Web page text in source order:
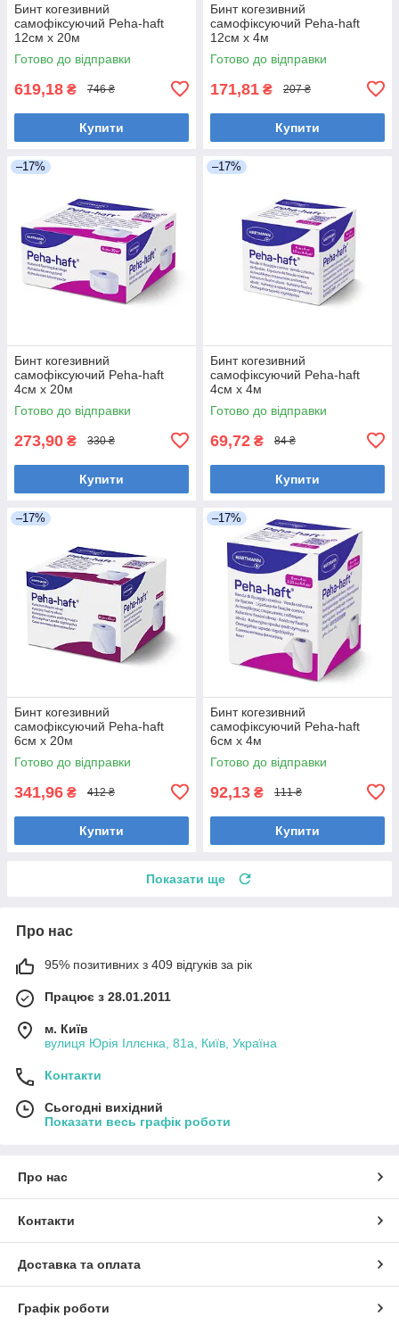
Бинт когезивний
самофіксуючий Peha-haft
12см х 20м
Готово до відправки
619,18 ₴ 746 ₴
Купити
Бинт когезивний
самофіксуючий Peha-haft
12см х 4м
Готово до відправки
171,81 ₴ 207 ₴
Купити
–17%
Бинт когезивний
самофіксуючий Peha-haft
4см х 20м
Готово до відправки
273,90 ₴ 330 ₴
Купити
–17%
Бинт когезивний
самофіксуючий Peha-haft
4см х 4м
Готово до відправки
69,72 ₴ 84 ₴
Купити
–17%
Бинт когезивний
самофіксуючий Peha-haft
6см х 20м
Готово до відправки
341,96 ₴ 412 ₴
Купити
–17%
Бинт когезивний
самофіксуючий Peha-haft
6см х 4м
Готово до відправки
92,13 ₴ 111 ₴
Купити
Показати ще
Про нас
95% позитивних з 409 відгуків за рік
Працює з 28.01.2011
м. Київ
вулиця Юрія Іллєнка, 81а, Київ, Україна
Контакти
Сьогодні вихідний
Показати весь графік роботи
Про нас
Контакти
Доставка та оплата
Графік роботи